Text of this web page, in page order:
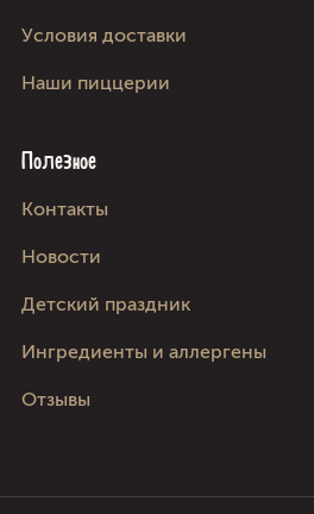
Условия доставки
Наши пиццерии
Полезное
Kонтакты
Новости
Детский праздник
Ингредиенты и аллергены
Отзывы
Следите за нами